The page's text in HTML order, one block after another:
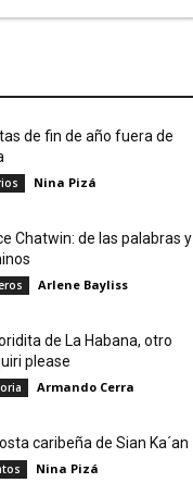
de fin de año fuera de
Nina Pizá
Chatwin: de las palabras y
Arlene Bayliss
de La Habana, otro
please
Armando Cerra
caribeña de Sian Ka´an
Nina Pizá